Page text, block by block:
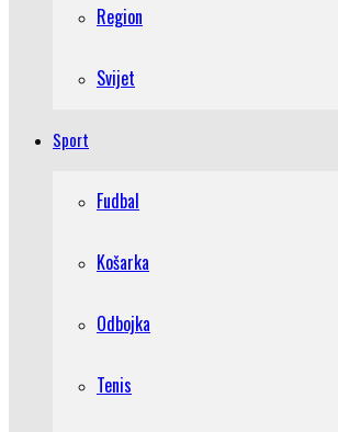
Region
Svijet
Sport
Fudbal
Košarka
Odbojka
Tenis